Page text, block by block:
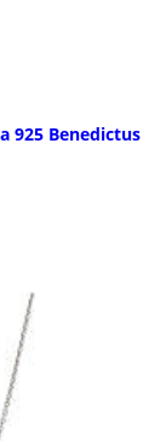
925 Benedictus